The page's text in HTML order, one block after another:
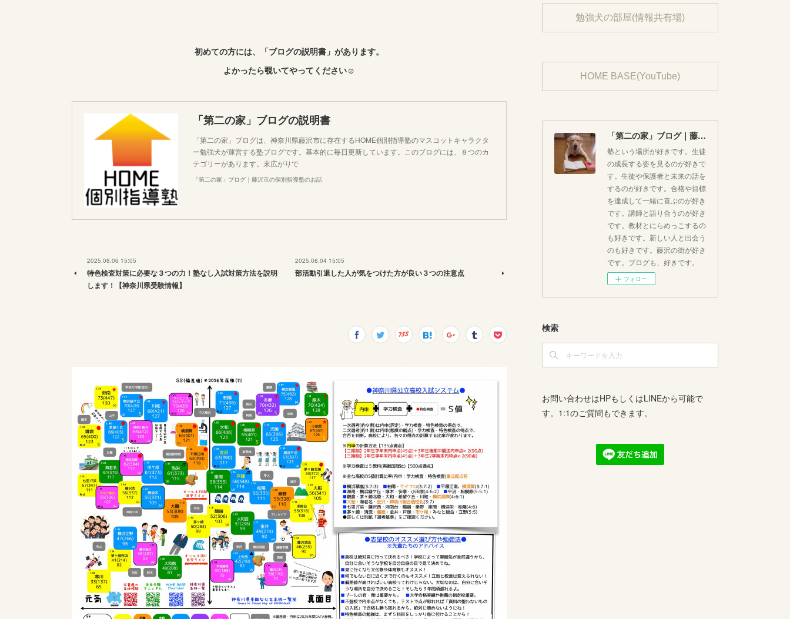
初めての方には、「ブログの説明書」があります。
よかったら覗いてやってください☺︎
「第二の家」ブログの説明書
「第二の家」ブログは、神奈川県藤沢市に存在するHOME個別指導塾のマスコットキャラクタ
ー勉強犬が運営する塾ブログです。基本的に毎日更新しています。このブログには、８つのカ
テゴリーがあります。末広がりで
「第二の家」ブログ｜藤沢市の個別指導塾のお話
2025.08.06 15:05
特色検査対策に必要な３つの力！塾なし入試対策方法を説明
します！【神奈川県受験情報】
2025.08.04 15:05
部活動引退した人が気をつけた方が良い３つの注意点
勉強犬の部屋(情報共有場)
HOME BASE(YouTube)
「第二の家」ブログ｜藤沢市の個別指導塾のお話
塾という場所が好きです。生徒
の成長する姿を見るのが好きで
す。生徒や保護者と未来の話を
するのが好きです。合格や目標
を達成して一緒に喜ぶのが好き
です。講師と語り合うのが好き
です。教材とにらめっこするの
も好きです。新しい人と出会う
のも好きです。藤沢の街が好き
です。ブログも、好きです。
フォロー
検索
お問い合わせはHPもしくはLINEから可能で
す。1:1のご質問もできます。